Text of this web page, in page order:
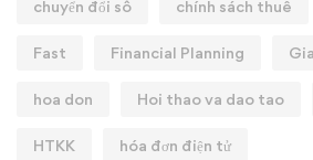
chuyển đổi số chính sách thuế
Fast Financial Planning
hoa don Hoi thao va dao tao
HTKK hóa đơn điện tử